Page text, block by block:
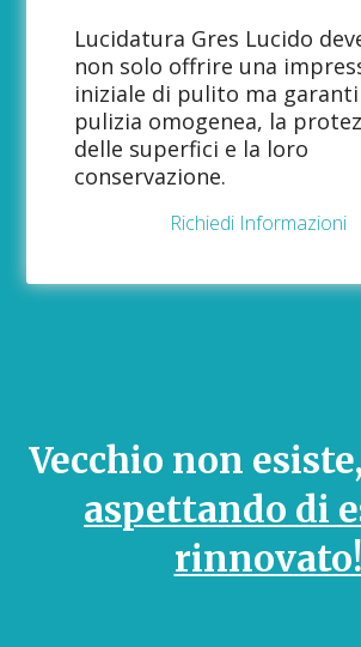
Lucidatura Gres Lucido
non solo offrire una
iniziale di pulito ma
pulizia omogenea, la
delle superfici e la loro
conservazione.
Richiedi Informazioni
Vecchio non esiste,
aspettando di
rinnovato!